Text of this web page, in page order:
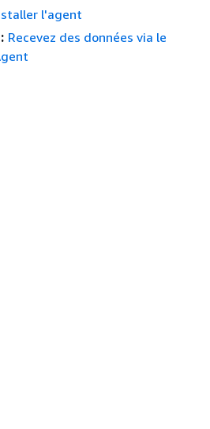
l'agent
Recevez des données via le